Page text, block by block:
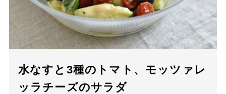
水なすと3種のトマト、モッツァレ
ッラチーズのサラダ